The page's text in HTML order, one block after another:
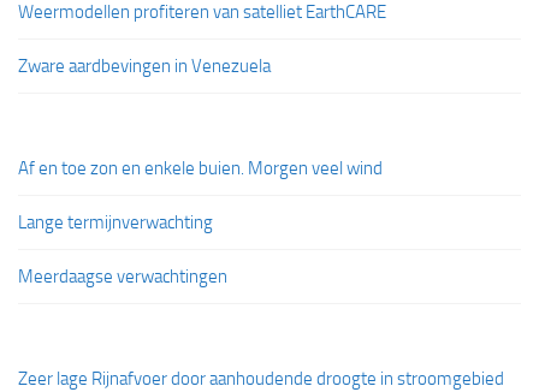
Weermodellen profiteren van satelliet EarthCARE
Zware aardbevingen in Venezuela
Af en toe zon en enkele buien. Morgen veel wind
Lange termijnverwachting
Meerdaagse verwachtingen
Zeer lage Rijnafvoer door aanhoudende droogte in stroomgebied